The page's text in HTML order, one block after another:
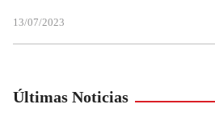
13/07/2023
Últimas Noticias